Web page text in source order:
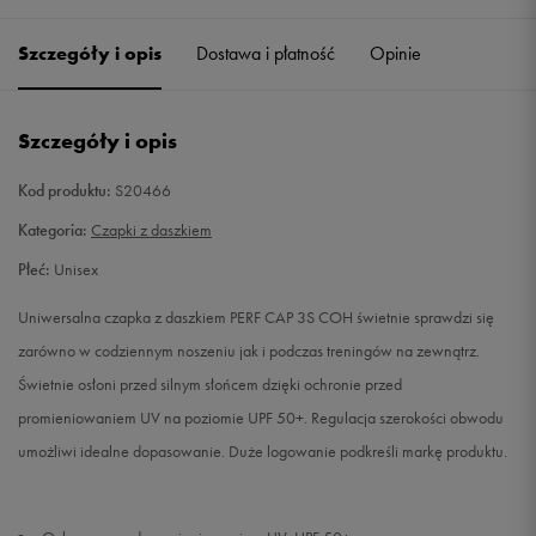
L Powiadom o dostępności
Szczegóły i opis Dostawa i płatność Opinie
Szczegóły i opis
Kod produktu: S20466
Kategoria: Czapki z daszkiem
Płeć: Unisex
Uniwersalna czapka z daszkiem PERF CAP 3S COH świetnie sprawdzi się
zarówno w codziennym noszeniu jak i podczas treningów na zewnątrz.
Świetnie osłoni przed silnym słońcem dzięki ochronie przed
promieniowaniem UV na poziomie UPF 50+. Regulacja szerokości obwodu
umożliwi idealne dopasowanie. Duże logowanie podkreśli markę produktu.